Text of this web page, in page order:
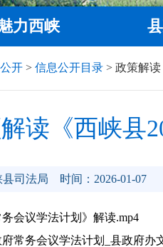
力西峡
开 > 信息公开目录 > 政策解读
读《西峡县
司法局 时间：2026-01-07
务会议学法计划》解读.mp4
常务会议学法计划_县政府办